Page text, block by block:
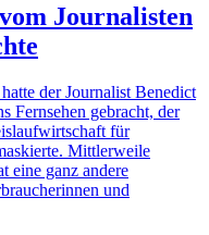
Journalisten
der Journalist Benedict
Fernsehen gebracht, der
für
Mittlerweile
eine ganz andere
und